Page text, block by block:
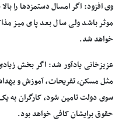
وی افزود: اگر امسال دستمزدها را
موثر باشد ولی سال بعد پای میز
خواهد شد.
عزیزخانی یادآور شد: اگر بخش
مثل مسکن، تفریحات، آموزش و
حقوق برایشان کافی خواهد بود.